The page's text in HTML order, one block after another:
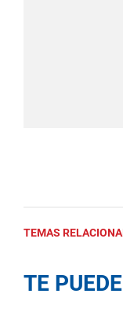
TEMAS
TE